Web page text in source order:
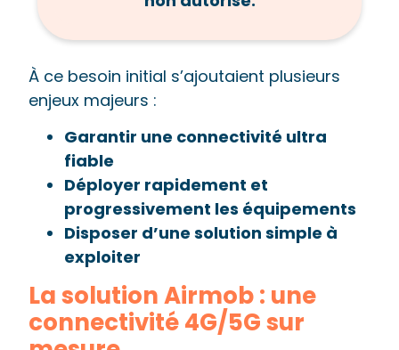
À ce besoin initial s’ajoutaient plusieurs
enjeux majeurs :
Garantir une connectivité ultra
fiable
Déployer rapidement et
progressivement les équipements
Disposer d’une solution simple à
exploiter
La solution Airmob : une
connectivité 4G/5G sur